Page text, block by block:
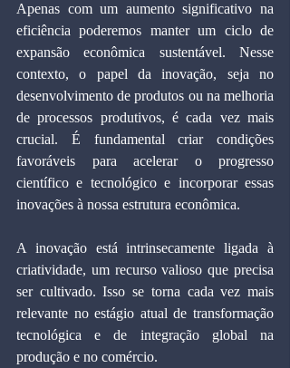
Apenas com um aumento significativo na
eficiência poderemos manter um ciclo de
expansão econômica sustentável. Nesse
contexto, o papel da inovação, seja no
desenvolvimento de produtos ou na melhoria
de processos produtivos, é cada vez mais
crucial. É fundamental criar condições
favoráveis para acelerar o progresso
científico e tecnológico e incorporar essas
inovações à nossa estrutura econômica.
A inovação está intrinsecamente ligada à
criatividade, um recurso valioso que precisa
ser cultivado. Isso se torna cada vez mais
relevante no estágio atual de transformação
tecnológica e de integração global na
produção e no comércio.